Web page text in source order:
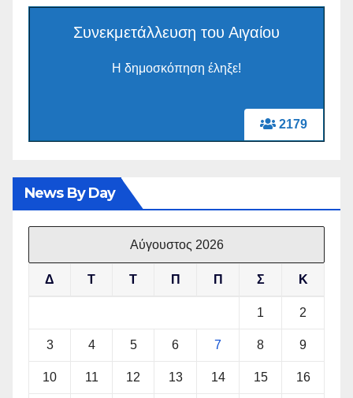
2179
Συνεκμετάλλευση του Αιγαίου
Η δημοσκόπηση έληξε!
News By Day
Αύγουστος 2026
Δ Τ Τ Π Π Σ Κ
1 2
3 4 5 6 7 8 9
10 11 12 13 14 15 16